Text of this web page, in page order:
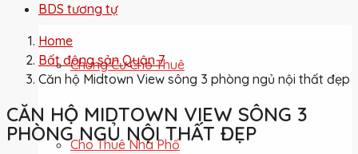
Chung Cư Cho Thuê
Cho Thuê Nhà Phố
BDS tương tự
Home
Bất động sản Quận 7
Căn hộ Midtown View sông 3 phòng ngủ nội thất đẹp
CĂN HỘ MIDTOWN VIEW SÔNG 3
PHÒNG NGỦ NỘI THẤT ĐẸP